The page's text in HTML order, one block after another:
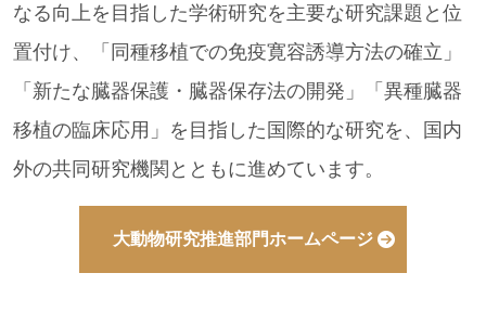
なる向上を目指した学術研究を主要な研究課題と位
置付け、「同種移植での免疫寛容誘導方法の確立」
「新たな臓器保護・臓器保存法の開発」「異種臓器
移植の臨床応用」を目指した国際的な研究を、国内
外の共同研究機関とともに進めています。
大動物研究推進部門ホームページ